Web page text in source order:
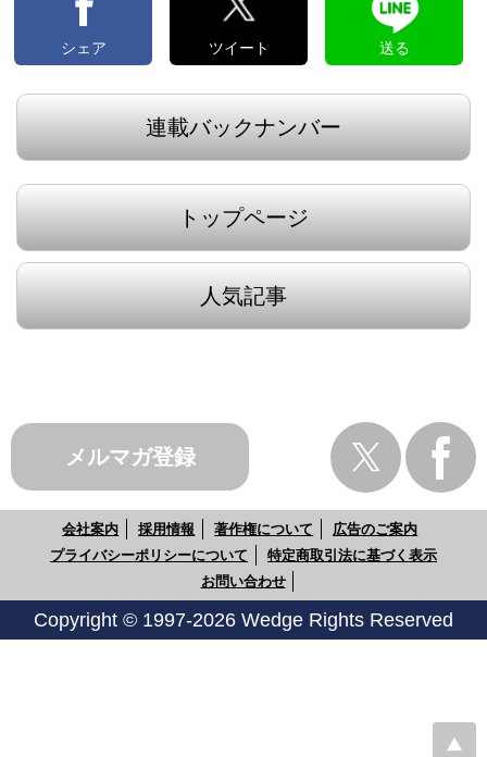
シェア ツイート 送る
連載バックナンバー
トップページ
人気記事
メルマガ登録
会社案内 採用情報 著作権について
広告のご案内
プライバシーポリシーについて
特定商取引法に基づく表示
お問い合わせ
Copyright © 1997-2026 Wedge Rights Reserved